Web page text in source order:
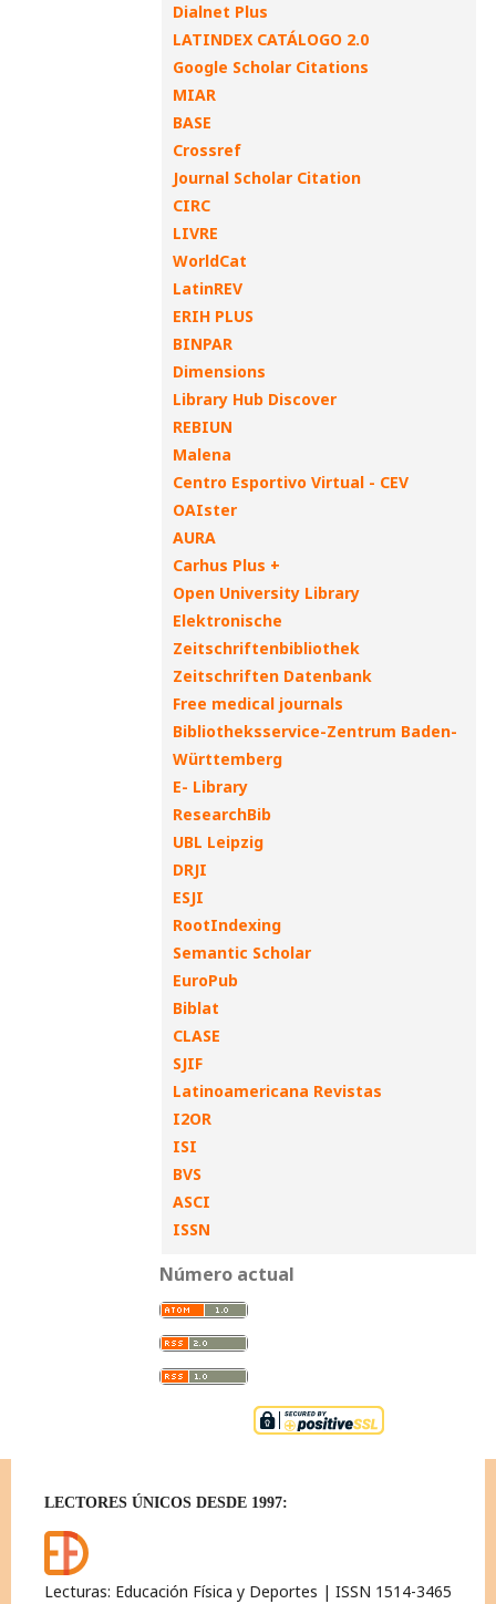
Dialnet Plus
LATINDEX CATÁLOGO 2.0
Google Scholar Citations
MIAR
BASE
Crossref
Journal Scholar Citation
CIRC
LIVRE
WorldCat
LatinREV
ERIH PLUS
BINPAR
Dimensions
Library Hub Discover
REBIUN
Malena
Centro Esportivo Virtual - CEV
OAIster
AURA
Carhus Plus +
Open University Library
Elektronische
Zeitschriftenbibliothek
Zeitschriften Datenbank
Free medical journals
Bibliotheksservice-Zentrum Baden-
Württemberg
E- Library
ResearchBib
UBL Leipzig
DRJI
ESJI
RootIndexing
Semantic Scholar
EuroPub
Biblat
CLASE
SJIF
Latinoamericana Revistas
I2OR
ISI
BVS
ASCI
ISSN
Número actual
LECTORES ÚNICOS DESDE 1997:
Lecturas: Educación Física y Deportes | ISSN 1514-3465